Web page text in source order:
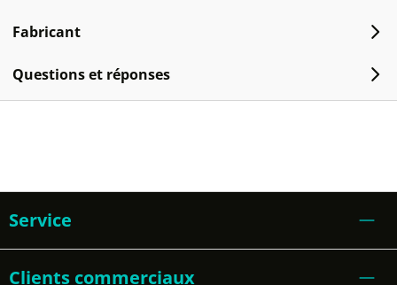
Fabricant
Questions et réponses
Service
Clients commerciaux